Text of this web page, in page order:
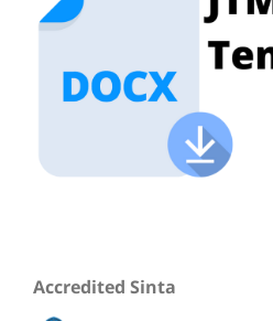
Accredited Sinta